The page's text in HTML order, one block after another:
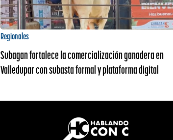
Regionales
Subagan fortalece la comercialización ganadera en
Valledupar con subasta formal y plataforma digital